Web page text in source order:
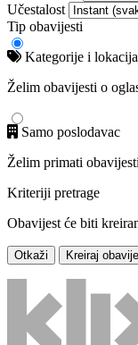
Učestalost
Tip obavijesti
Kategorije i lokacija
Želim obavijesti o
Samo poslodavac
Želim primati
Kriteriji pretrage
Obavijest će biti
Otkaži Kreiraj